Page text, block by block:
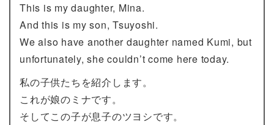
This is my daughter, Mina.
And this is my son, Tsuyoshi.
We also have another daughter named Kumi, but
unfortunately, she couldn’t come here today.
私の子供たちを紹介します。
これが娘のミナです。
そしてこの子が息子のツヨシです。